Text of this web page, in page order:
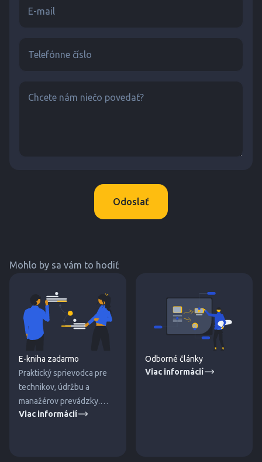
E-mail
Telefónne číslo
Chcete nám niečo povedať?
Odoslať
Mohlo by sa vám to hodiť
E-kniha zadarmo
Praktický sprievodca pre
technikov, údržbu a
manažérov prevádzky.
Stiahnite si e-book na tému
Viac informácií
Odborné články
Viac informácií